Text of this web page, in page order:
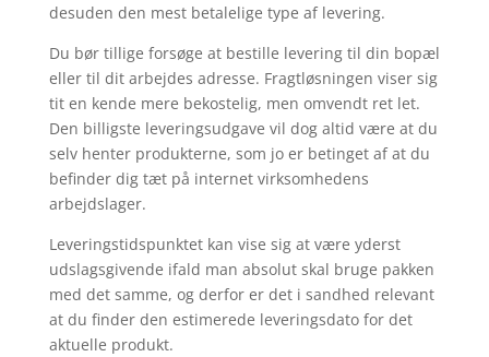
desuden den mest betalelige type af levering.
Du bør tillige forsøge at bestille levering til din bopæl
eller til dit arbejdes adresse. Fragtløsningen viser sig
tit en kende mere bekostelig, men omvendt ret let.
Den billigste leveringsudgave vil dog altid være at du
selv henter produkterne, som jo er betinget af at du
befinder dig tæt på internet virksomhedens
arbejdslager.
Leveringstidspunktet kan vise sig at være yderst
udslagsgivende ifald man absolut skal bruge pakken
med det samme, og derfor er det i sandhed relevant
at du finder den estimerede leveringsdato for det
aktuelle produkt.